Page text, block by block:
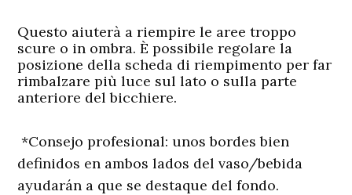
Questo aiuterà a riempire le aree troppo
scure o in ombra. È possibile regolare la
posizione della scheda di riempimento per far
rimbalzare più luce sul lato o sulla parte
anteriore del bicchiere.
*Consejo profesional: unos bordes bien
definidos en ambos lados del vaso/bebida
ayudarán a que se destaque del fondo.